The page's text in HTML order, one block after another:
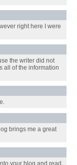
right here I were
the writer did not
all of the information
brings me a great
your blog and read